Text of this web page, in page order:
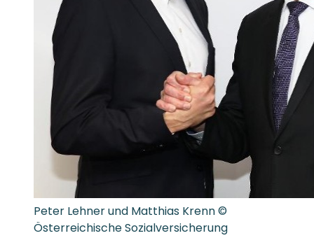
Peter Lehner und Matthias Krenn ©
Österreichische Sozialversicherung